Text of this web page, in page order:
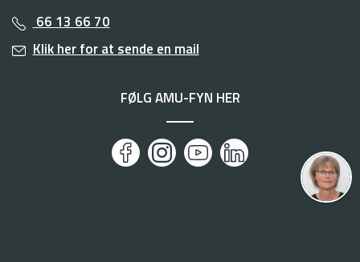
66 13 66 70
Klik her for at sende en mail
FØLG AMU-FYN HER